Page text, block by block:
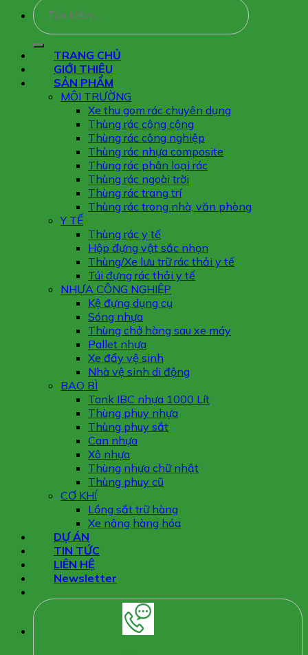
kiếm:
TRANG CHỦ
GIỚI THIỆU
SẢN PHẨM
MÔI TRƯỜNG
Xe thu gom rác chuyên dụng
Thùng rác công cộng
Thùng rác công nghiệp
Thùng rác nhựa composite
Thùng rác phân loại rác
Thùng rác ngoài trời
Thùng rác trang trí
Thùng rác trong nhà, văn phòng
Y TẾ
Thùng rác y tế
Hộp đựng vật sắc nhọn
Thùng/Xe lưu trữ rác thải y tế
Túi đựng rác thải y tế
NHỰA CÔNG NGHIỆP
Kệ đựng dụng cụ
Sóng nhựa
Thùng chở hàng sau xe máy
Pallet nhựa
Xe đẩy vệ sinh
Nhà vệ sinh di động
BAO BÌ
Tank IBC nhựa 1000 Lít
Thùng phuy nhựa
Thùng phuy sắt
Can nhựa
Xô nhựa
Thùng nhựa chữ nhật
Thùng phuy cũ
CƠ KHÍ
Lồng sắt trữ hàng
Xe nâng hàng hóa
DỰ ÁN
TIN TỨC
LIÊN HỆ
Newsletter